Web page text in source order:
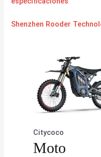
Shenzhen Rooder
Citycoco
Moto